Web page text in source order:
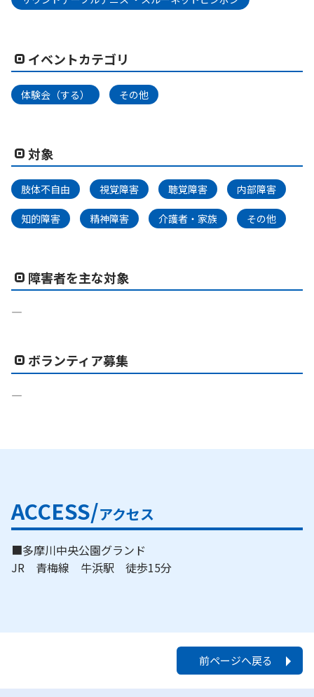
イベントカテゴリ
体験会（する） その他
対象
肢体不自由 視覚障害 聴覚障害 内部障害
知的障害 精神障害 介護者・家族 その他
障害者を主な対象
―
ボランティア募集
―
ACCESS/アクセス
■多摩川中央公園グランド
JR 青梅線 牛浜駅 徒歩15分
前ページへ戻る